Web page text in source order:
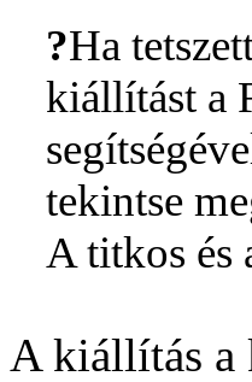
?Ha
kiállítást a
tekintse
A titkos és
A kiállítás a